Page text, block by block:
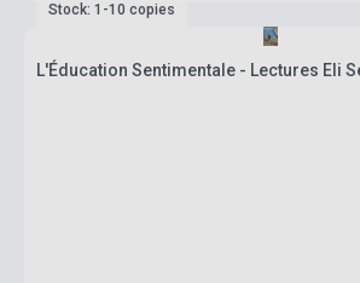
Stock: 1-10 copies
L'Éducation Sentimentale - Lectures Eli